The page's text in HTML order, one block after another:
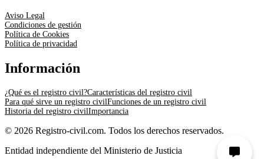
Aviso Legal
Condiciones de gestión
Política de Cookies
Política de privacidad
Información
¿Qué es el registro civil?Características del registro civil
Para qué sirve un registro civilFunciones de un registro civil
Historia del registro civilImportancia
© 2026 Registro-civil.com. Todos los derechos reservados.
Entidad independiente del Ministerio de Justicia